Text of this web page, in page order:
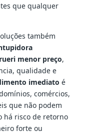
que qualquer
também
menor preço,
qualidade e
imediato é
comércios,
que não podem
há risco de retorno
forte ou